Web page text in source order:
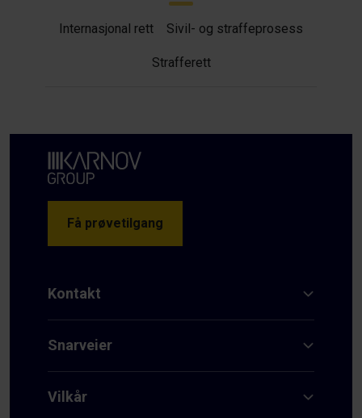
Internasjonal rett Sivil- og straffeprosess
Strafferett
Få prøvetilgang
Kontakt
Snarveier
Vilkår